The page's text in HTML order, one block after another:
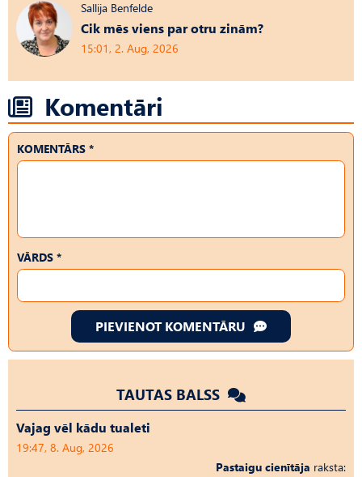
Sallija Benfelde
Cik mēs viens par otru zinām?
15:01, 2. Aug, 2026
Komentāri
KOMENTĀRS *
VĀRDS *
PIEVIENOT KOMENTĀRU
TAUTAS BALSS
Vajag vēl kādu tualeti
19:47, 8. Aug, 2026
Pastaigu cienītāja raksta: